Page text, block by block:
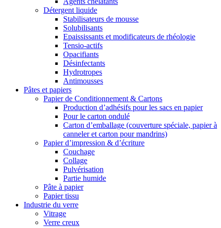
Détergent liquide
Stabilisateurs de mousse
Solubilisants
Epaississants et modificateurs de rhéologie
Tensio-actifs
Opacifiants
Désinfectants
Hydrotropes
Antimousses
Pâtes et papiers
Papier de Conditionnement & Cartons
Production d’adhésifs pour les sacs en papier
Pour le carton ondulé
Carton d’emballage (couverture spéciale, papier à
canneler et carton pour mandrins)
Papier d’impression & d’écriture
Couchage
Collage
Pulvérisation
Partie humide
Pâte à papier
Papier tissu
Industrie du verre
Vitrage
Verre creux